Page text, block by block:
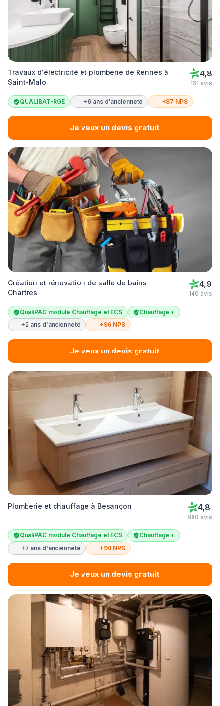
Travaux d'électricité et plomberie de Rennes à
Saint-Malo
4,8
161 avis
QUALIBAT-RGE +6 ans d'ancienneté +87 NPS
Je veux un devis gratuit
Création et rénovation de salle de bains
Chartres
4,9
140 avis
QualiPAC module Chauffage et ECS
Chauffage +
+2 ans d'ancienneté
+96 NPS
Je veux un devis gratuit
Plomberie et chauffage à Besançon 4,8
880 avis
QualiPAC module Chauffage et ECS
Chauffage +
+7 ans d'ancienneté
+90 NPS
Je veux un devis gratuit